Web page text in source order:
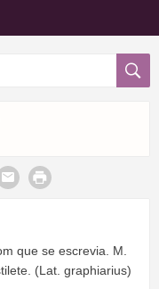
que se escrevia. M.
(Lat. graphiarius)